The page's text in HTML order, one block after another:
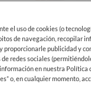
el uso de cookies (o
de navegación, recopilar
publicidad y
redes sociales
en nuestra Política
o, en cualquier momento,